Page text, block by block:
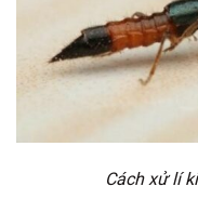
Cách xử lí